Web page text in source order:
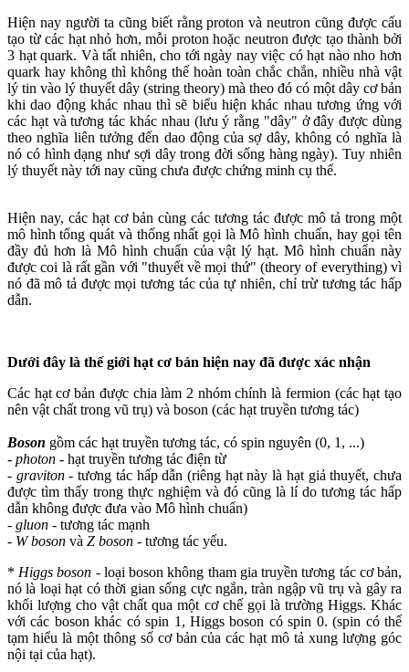
Hiện nay người ta cũng biết rằng proton và neutron cũng được cấu
tạo từ các hạt nhỏ hơn, mỗi proton hoặc neutron được tạo thành bởi
3 hạt quark. Và tất nhiên, cho tới ngày nay việc có hạt nào nho hơn
quark hay không thì không thể hoàn toàn chắc chắn, nhiều nhà vật
lý tin vào lý thuyết dây (string theory) mà theo đó có một dây cơ bản
khi dao động khác nhau thì sẽ biểu hiện khác nhau tương ứng với
các hạt và tương tác khác nhau (lưu ý rằng "dây" ở đây được dùng
theo nghĩa liên tưởng đến dao động của sợ dây, không có nghĩa là
nó có hình dạng như sợi dây trong đời sống hàng ngày). Tuy nhiên
lý thuyết này tới nay cũng chưa được chứng minh cụ thể.
Hiện nay, các hạt cơ bản cùng các tương tác được mô tả trong một
mô hình tổng quát và thống nhất gọi là Mô hình chuẩn, hay gọi tên
đầy đủ hơn là Mô hình chuẩn của vật lý hạt. Mô hình chuẩn này
được coi là rất gần với "thuyết về mọi thứ" (theory of everything) vì
nó đã mô tả được mọi tương tác của tự nhiên, chỉ trừ tương tác hấp
dẫn.
Dưới đây là thế giới hạt cơ bản hiện nay đã được xác nhận
Các hạt cơ bản được chia làm 2 nhóm chính là fermion (các hạt tạo
nên vật chất trong vũ trụ) và boson (các hạt truyền tương tác)
Boson gồm các hạt truyền tương tác, có spin nguyên (0, 1, ...)
- photon - hạt truyền tương tác điện từ
- graviton- tương tác hấp dẫn (riêng hạt này là hạt giả thuyết, chưa
được tìm thấy trong thực nghiệm và đó cũng là lí do tương tác hấp
dẫn không được đưa vào Mô hình chuẩn)
- gluon - tương tác mạnh
- W boson và Z boson - tương tác yếu.
* Higgs boson - loại boson không tham gia truyền tương tác cơ bản,
nó là loại hạt có thời gian sống cực ngắn, tràn ngập vũ trụ và gây ra
khối lượng cho vật chất qua một cơ chế gọi là trường Higgs. Khác
với các boson khác có spin 1, Higgs boson có spin 0. (spin có thể
tạm hiểu là một thông số cơ bản của các hạt mô tả xung lượng góc
nội tại của hạt).